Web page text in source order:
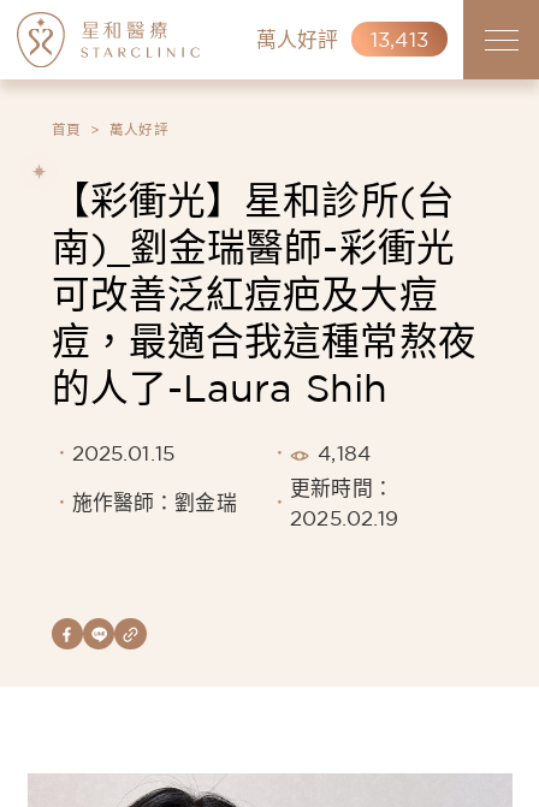
萬人好評 13,413
首頁 萬人好評
【彩衝光】星和診所(台
南)_劉金瑞醫師-彩衝光
可改善泛紅痘疤及大痘
痘，最適合我這種常熬夜
的人了-Laura Shih
2025.01.15 4,184
施作醫師：劉金瑞
更新時間：
2025.02.19